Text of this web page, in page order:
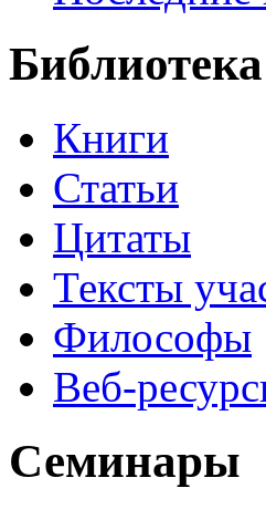
Библиотека
Книги
Статьи
Цитаты
Тексты
Философы
Веб-
Семинары